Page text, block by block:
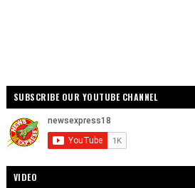
SUBSCRIBE OUR YOUTUBE CHANNEL
VIDEO